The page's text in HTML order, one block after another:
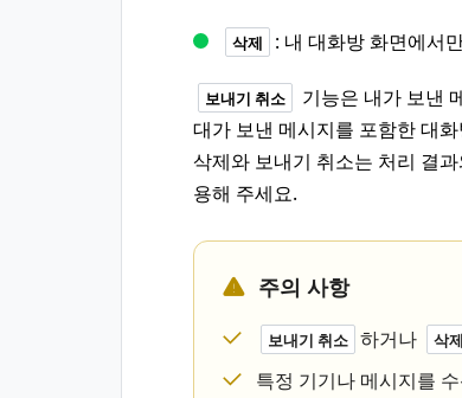
삭제 : 내 대화방 화면에서
보내기 취소 기능은 내가 보낸
대가 보낸 메시지를 포함한 대
삭제와 보내기 취소는 처리 결
용해 주세요.
주의 사항
보내기 취소 하거나 삭제
특정 기기나 메시지를